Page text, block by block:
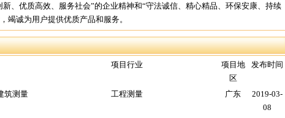
优质高效、服务社会”的企业精神和“守法诚信、精心精品、环保安康、持续
竭诚为用户提供优质产品和服务。
项目行业
项目地
区
发布时间
筑测量
工程测量 广东
2019-03-
08